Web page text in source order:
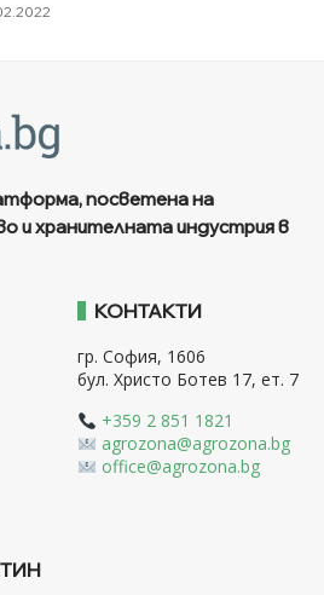
посветена на
и хранителната индустрия в
КОНТАКТИ
гр. София, 1606
бул. Христо Ботев 17, ет. 7
+359 2 851 1821
agrozona@agrozona.bg
office@agrozona.bg